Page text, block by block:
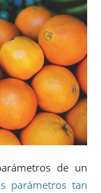
de un
parámetros tan